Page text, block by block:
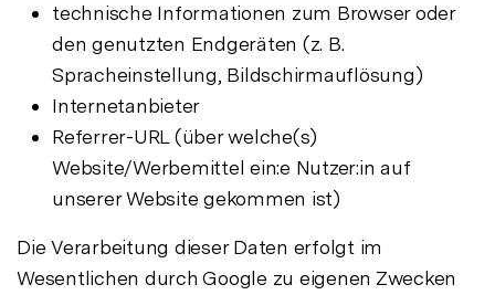
technische Informationen zum Browser oder
den genutzten Endgeräten (z. B.
Spracheinstellung, Bildschirmauflösung)
Internetanbieter
Referrer-URL (über welche(s)
Website/Werbemittel ein:e Nutzer:in auf
unserer Website gekommen ist)
Die Verarbeitung dieser Daten erfolgt im
Wesentlichen durch Google zu eigenen Zwecken